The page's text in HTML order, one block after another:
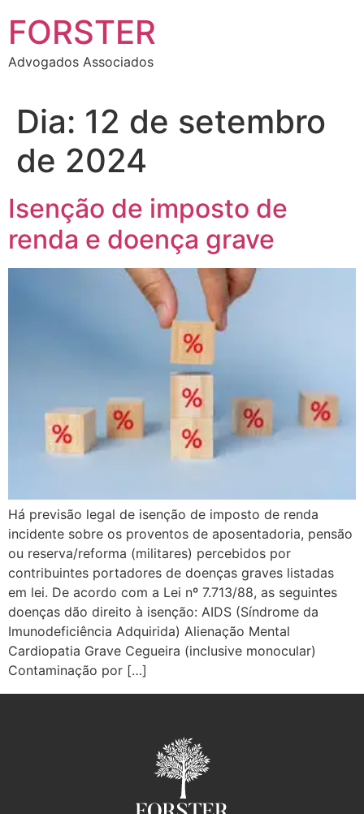
FORSTER
Advogados Associados
Dia: 12 de setembro
de 2024
Isenção de imposto de
renda e doença grave
Há previsão legal de isenção de imposto de renda
incidente sobre os proventos de aposentadoria, pensão
ou reserva/reforma (militares) percebidos por
contribuintes portadores de doenças graves listadas
em lei. De acordo com a Lei nº 7.713/88, as seguintes
doenças dão direito à isenção: AIDS (Síndrome da
Imunodeficiência Adquirida) Alienação Mental
Cardiopatia Grave Cegueira (inclusive monocular)
Contaminação por […]